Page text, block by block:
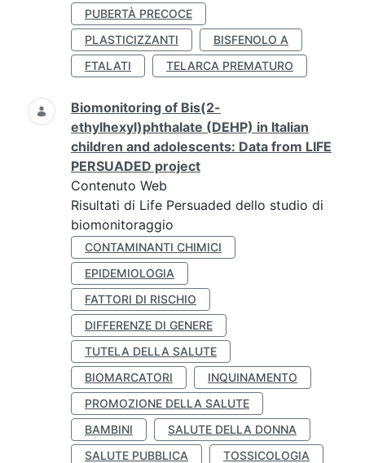
PUBERTÀ PRECOCE
PLASTICIZZANTI
BISFENOLO A
FTALATI
TELARCA PREMATURO
Biomonitoring of Bis(2-
ethylhexyl)phthalate (DEHP) in Italian
children and adolescents: Data from LIFE
PERSUADED project
Contenuto Web
Risultati di Life Persuaded dello studio di
biomonitoraggio
CONTAMINANTI CHIMICI
EPIDEMIOLOGIA
FATTORI DI RISCHIO
DIFFERENZE DI GENERE
TUTELA DELLA SALUTE
BIOMARCATORI
INQUINAMENTO
PROMOZIONE DELLA SALUTE
BAMBINI
SALUTE DELLA DONNA
SALUTE PUBBLICA
TOSSICOLOGIA